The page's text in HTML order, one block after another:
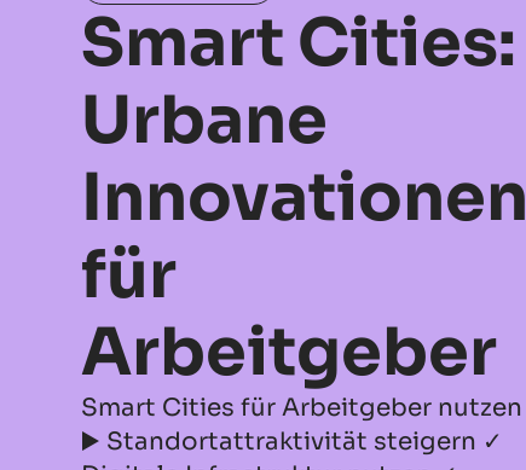
Smart Cities:
Urbane
Innovationen
für
Arbeitgeber
Smart Cities für Arbeitgeber nutzen
▶️ Standortattraktivität steigern ✓